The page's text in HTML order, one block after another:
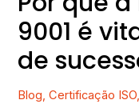
9001 é
de
Blog,Certificação ISO,
sucesso?